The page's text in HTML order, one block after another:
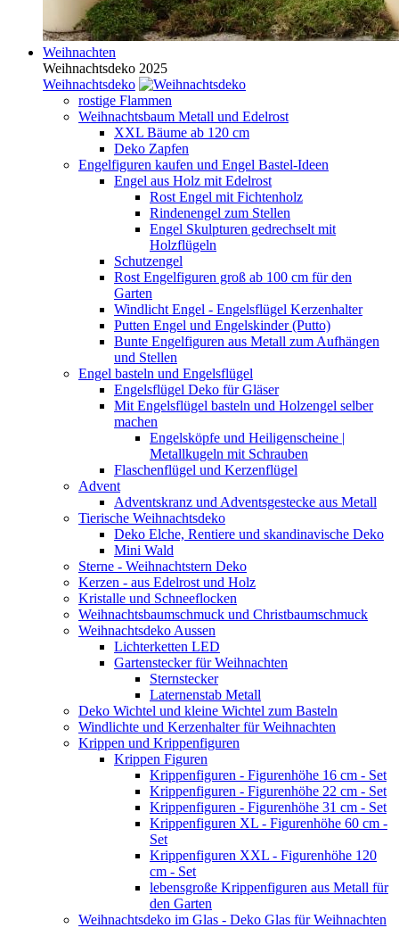
Weihnachten
Weihnachtsdeko 2025
Weihnachtsdeko
rostige Flammen
Weihnachtsbaum Metall und Edelrost
XXL Bäume ab 120 cm
Deko Zapfen
Engelfiguren kaufen und Engel Bastel-Ideen
Engel aus Holz mit Edelrost
Rost Engel mit Fichtenholz
Rindenengel zum Stellen
Engel Skulpturen gedrechselt mit
Holzflügeln
Schutzengel
Rost Engelfiguren groß ab 100 cm für den
Garten
Windlicht Engel - Engelsflügel Kerzenhalter
Putten Engel und Engelskinder (Putto)
Bunte Engelfiguren aus Metall zum Aufhängen
und Stellen
Engel basteln und Engelsflügel
Engelsflügel Deko für Gläser
Mit Engelsflügel basteln und Holzengel selber
machen
Engelsköpfe und Heiligenscheine |
Metallkugeln mit Schrauben
Flaschenflügel und Kerzenflügel
Advent
Adventskranz und Adventsgestecke aus Metall
Tierische Weihnachtsdeko
Deko Elche, Rentiere und skandinavische Deko
Mini Wald
Sterne - Weihnachtstern Deko
Kerzen - aus Edelrost und Holz
Kristalle und Schneeflocken
Weihnachtsbaumschmuck und Christbaumschmuck
Weihnachtsdeko Aussen
Lichterketten LED
Gartenstecker für Weihnachten
Sternstecker
Laternenstab Metall
Deko Wichtel und kleine Wichtel zum Basteln
Windlichte und Kerzenhalter für Weihnachten
Krippen und Krippenfiguren
Krippen Figuren
Krippenfiguren - Figurenhöhe 16 cm - Set
Krippenfiguren - Figurenhöhe 22 cm - Set
Krippenfiguren - Figurenhöhe 31 cm - Set
Krippenfiguren XL - Figurenhöhe 60 cm -
Set
Krippenfiguren XXL - Figurenhöhe 120
cm - Set
lebensgroße Krippenfiguren aus Metall für
den Garten
Weihnachtsdeko im Glas - Deko Glas für Weihnachten